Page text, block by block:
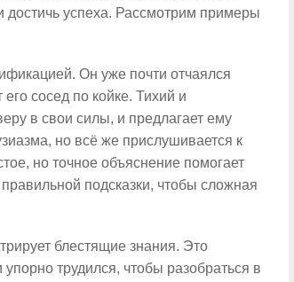
достичь успеха. Рассмотрим примеры
Он уже почти отчаялся
сосед по койке. Тихий и
в свои силы, и предлагает ему
но всё же прислушивается к
но точное объяснение помогает
подсказки, чтобы сложная
блестящие знания. Это
трудился, чтобы разобраться в